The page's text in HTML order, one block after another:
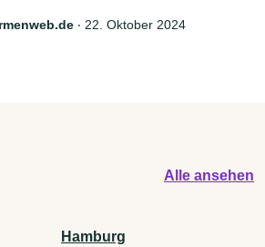
‧ 22. Oktober 2024
Alle ansehen
Hamburg